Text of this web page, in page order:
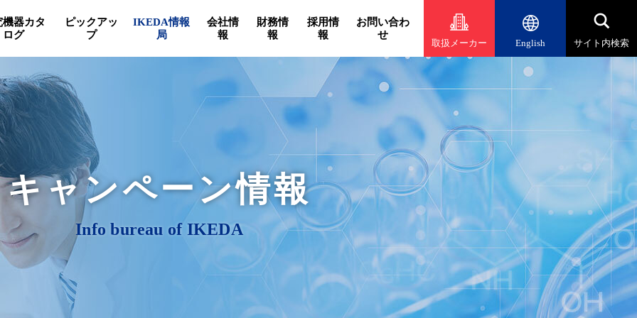
機器カタ
ログ
ピックアッ
プ
IKEDA情報
局
会社情
報
財務情
報
採用情
報
お問い合わ
せ
取扱メーカー English サイト内検索
キャンペーン情報